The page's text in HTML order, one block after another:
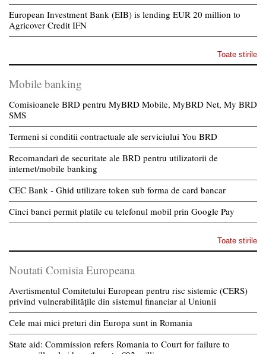
European Investment Bank (EIB) is lending EUR 20 million to
Agricover Credit IFN
Toate stirile
Mobile banking
Comisioanele BRD pentru MyBRD Mobile, MyBRD Net, My BRD
SMS
Termeni si conditii contractuale ale serviciului You BRD
Recomandari de securitate ale BRD pentru utilizatorii de
internet/mobile banking
CEC Bank - Ghid utilizare token sub forma de card bancar
Cinci banci permit platile cu telefonul mobil prin Google Pay
Toate stirile
Noutati Comisia Europeana
Avertismentul Comitetului European pentru risc sistemic (CERS)
privind vulnerabilitățile din sistemul financiar al Uniunii
Cele mai mici preturi din Europa sunt in Romania
State aid: Commission refers Romania to Court for failure to